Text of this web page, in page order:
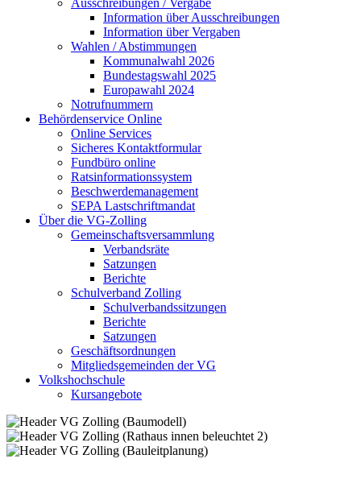
Ausschreibungen / Vergabe
Information über Ausschreibungen
Information über Vergaben
Wahlen / Abstimmungen
Kommunalwahl 2026
Bundestagswahl 2025
Europawahl 2024
Notrufnummern
Behördenservice Online
Online Services
Sicheres Kontaktformular
Fundbüro online
Ratsinformationssystem
Beschwerdemanagement
SEPA Lastschriftmandat
Über die VG-Zolling
Gemeinschaftsversammlung
Verbandsräte
Satzungen
Berichte
Schulverband Zolling
Schulverbandssitzungen
Berichte
Satzungen
Geschäftsordnungen
Mitgliedsgemeinden der VG
Volkshochschule
Kursangebote